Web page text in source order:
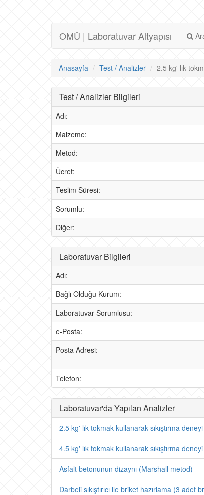
OMÜ | Laboratuvar Altyapısı
Anasayfa Test / Analizler 2.5 kg' lık
Test / Analizler Bilgileri
Adı:
Malzeme:
Metod:
Ücret:
Teslim Süresi:
Sorumlu:
Diğer:
Laboratuvar Bilgileri
Adı:
Bağlı Olduğu Kurum:
Laboratuvar Sorumlusu:
e-Posta:
Posta Adresi:
Telefon:
Laboratuvar'da Yapılan Analizler
2.5 kg' lık tokmak kullanarak sıkıştırma
4.5 kg' lık tokmak kullanarak sıkıştırma
Asfalt betonunun dizaynı (Marshall metod)
Darbeli sıkıştırıcı ile briket hazırlama (3 adet